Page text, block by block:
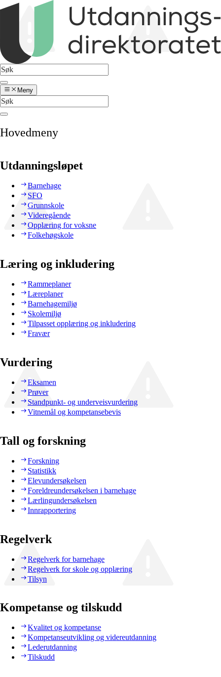
Meny
Hovedmeny
Utdanningsløpet
Barnehage
SFO
Grunnskole
Videregående
Opplæring for voksne
Folkehøgskole
Læring og inkludering
Rammeplaner
Læreplaner
Barnehagemiljø
Skolemiljø
Tilpasset opplæring og inkludering
Fravær
Vurdering
Eksamen
Prøver
Standpunkt- og underveisvurdering
Vitnemål og kompetansebevis
Tall og forskning
Forskning
Statistikk
Elevundersøkelsen
Foreldreundersøkelsen i barnehage
Lærlingundersøkelsen
Innrapportering
Regelverk
Regelverk for barnehage
Regelverk for skole og opplæring
Tilsyn
Kompetanse og tilskudd
Kvalitet og kompetanse
Kompetanseutvikling og videreutdanning
Lederutdanning
Tilskudd